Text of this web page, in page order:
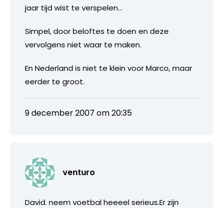
jaar tijd wist te verspelen…
Simpel, door beloftes te doen en deze
vervolgens niet waar te maken.
En Nederland is niet te klein voor Marco, maar
eerder te groot.
9 december 2007 om 20:35
venturo
David. neem voetbal heeeel serieus.Er zijn